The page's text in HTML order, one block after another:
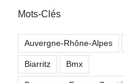
Mots-Clés
Auvergne-Rhône-Alpes
Biarritz Bmx